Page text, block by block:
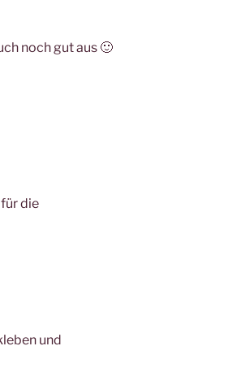
noch gut aus 🙂
die
und